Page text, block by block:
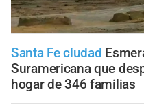
Santa Fe ciudad
Suramericana que
hogar de 346 familias